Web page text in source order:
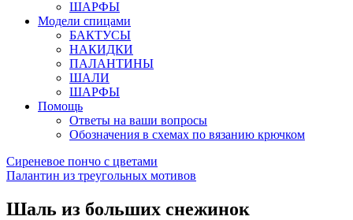
ШАРФЫ
Модели спицами
БАКТУСЫ
НАКИДКИ
ПАЛАНТИНЫ
ШАЛИ
ШАРФЫ
Помощь
Ответы на ваши вопросы
Обозначения в схемах по вязанию крючком
Сиреневое пончо с цветами
Палантин из треугольных мотивов
Шаль из больших снежинок